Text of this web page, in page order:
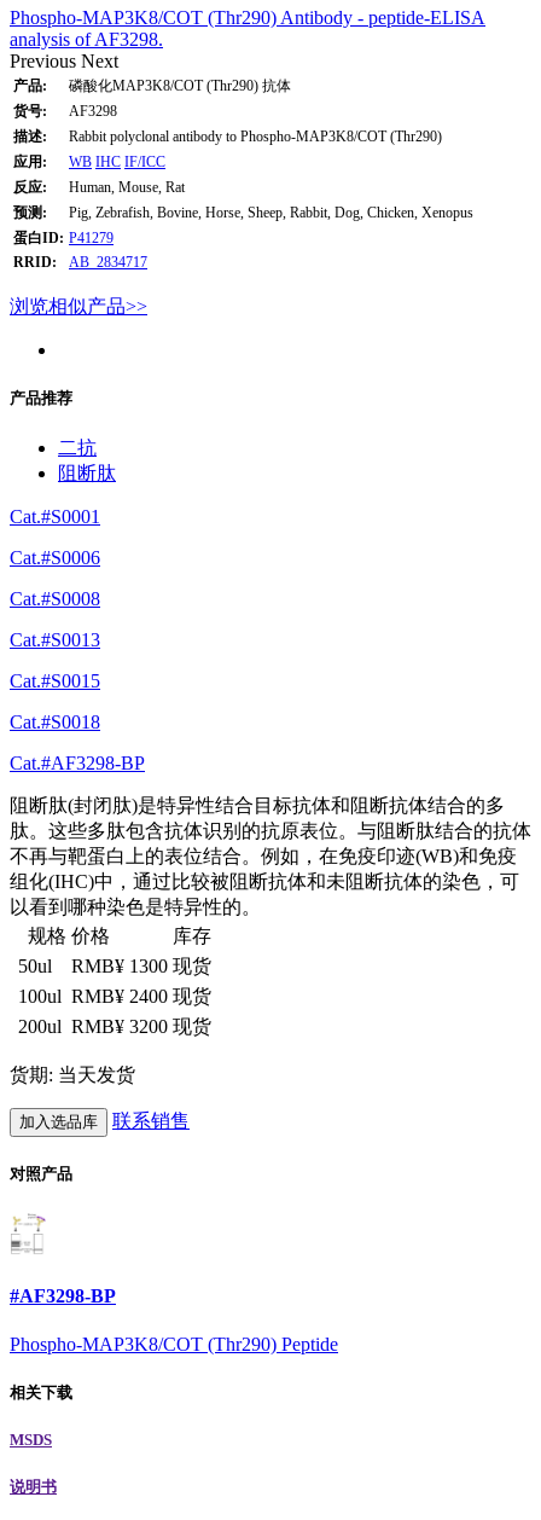
Phospho-MAP3K8/COT (Thr290) Antibody - peptide-ELISA
analysis of AF3298.
Previous Next
产品:
磷酸化MAP3K8/COT (Thr290) 抗体
货号:
AF3298
描述:
Rabbit polyclonal antibody to Phospho-MAP3K8/COT (Thr290)
应用:
WB IHC IF/ICC
反应:
Human, Mouse, Rat
预测:
Pig, Zebrafish, Bovine, Horse, Sheep, Rabbit, Dog, Chicken, Xenopus
蛋白ID: P41279
RRID:
AB_2834717
浏览相似产品>>
产品推荐
二抗
阻断肽
Cat.#S0001
Cat.#S0006
Cat.#S0008
Cat.#S0013
Cat.#S0015
Cat.#S0018
Cat.#AF3298-BP
阻断肽(封闭肽)是特异性结合目标抗体和阻断抗体结合的多
肽。这些多肽包含抗体识别的抗原表位。与阻断肽结合的抗体
不再与靶蛋白上的表位结合。例如，在免疫印迹(WB)和免疫
组化(IHC)中，通过比较被阻断抗体和未阻断抗体的染色，可
以看到哪种染色是特异性的。
规格 价格
库存
50ul
RMB¥ 1300 现货
100ul RMB¥ 2400 现货
200ul RMB¥ 3200 现货
货期: 当天发货
加入选品库 联系销售
对照产品
#AF3298-BP
Phospho-MAP3K8/COT (Thr290) Peptide
相关下载
MSDS
说明书